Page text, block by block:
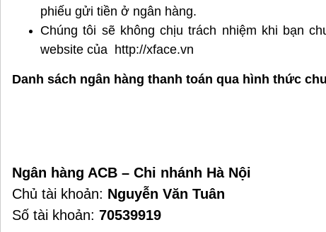
phiếu gửi tiền ở ngân hàng.
Chúng tôi sẽ không chịu trách nhiệm khi bạn
website của http://xface.vn
Danh sách ngân hàng thanh toán qua hình thức
Ngân hàng ACB – Chi nhánh Hà Nội
Chủ tài khoản: Nguyễn Văn Tuân
Số tài khoản: 70539919